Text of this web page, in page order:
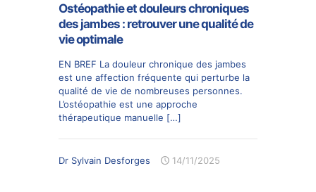
Ostéopathie et douleurs chroniques
des jambes : retrouver une qualité de
vie optimale
EN BREF La douleur chronique des jambes
est une affection fréquente qui perturbe la
qualité de vie de nombreuses personnes.
L’ostéopathie est une approche
thérapeutique manuelle […]
Dr Sylvain Desforges 14/11/2025